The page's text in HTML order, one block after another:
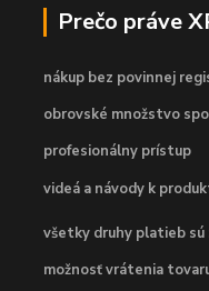
Prečo práve
nákup bez povinnej
obrovské množstvo
profesionálny prístup
videá a návody k
všetky druhy platieb sú
možnosť vrátenia